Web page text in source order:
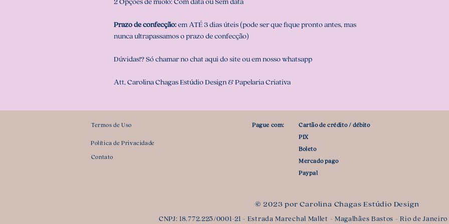
2 Opções de miolo: Com data ou Sem data
Prazo de confecção: em ATÉ 3 dias úteis (pode ser que fique pronto antes, mas
nunca ultrapassamos o prazo de confecção)
Dúvidas!? Só chamar no chat aqui do site ou em nosso whatsapp
Att, Carolina Chagas Estúdio Design & Papelaria Criativa
Termos de Uso
Política de Privacidade
Contato
Pague com:
Cartão de crédito / débito
PIX
Boleto
Mercado pago
Paypal
© 2023 por Carolina Chagas Estúdio Design
CNPJ: 18.772.225/0001-21 - Estrada Marechal Mallet - Magalhães Bastos - Rio de Janeiro